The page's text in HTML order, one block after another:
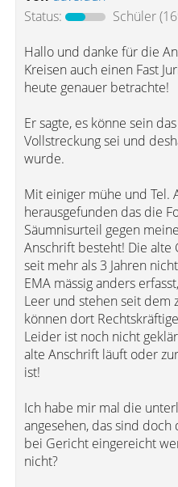
Status:
Schüler
Hallo und danke für die
Kreisen auch einen Fast
heute genauer betrachte!
Er sagte, es könne sein
Vollstreckung sei und
wurde.
Mit einiger mühe und Tel.
herausgefunden das die
Säumnisurteil gegen
Anschrift besteht! Die alte
seit mehr als 3 Jahren
EMA mässig anders
Leer und stehen seit dem
können dort
Leider ist noch nicht
alte Anschrift läuft oder
ist!
Ich habe mir mal die
angesehen, das sind
bei Gericht eingereicht
nicht?